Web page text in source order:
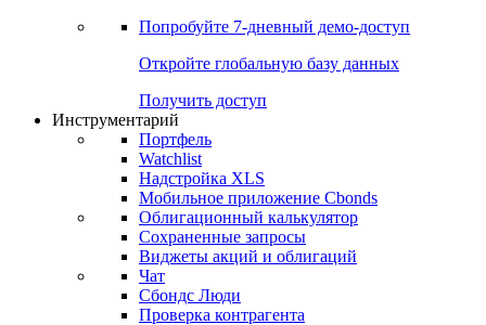
Попробуйте 7-дневный демо-доступ
Откройте глобальную базу данных
Получить доступ
Инструментарий
Портфель
Watchlist
Надстройка XLS
Мобильное приложение Cbonds
Облигационный калькулятор
Сохраненные запросы
Виджеты акций и облигаций
Чат
Сбондс Люди
Проверка контрагента